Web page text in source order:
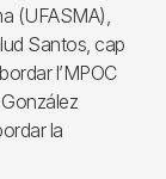
(UFASMA),
Santos, cap
l’MPOC
la